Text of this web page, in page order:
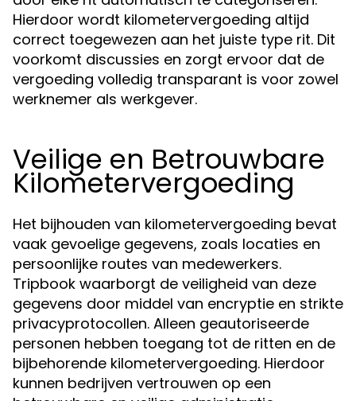
Hierdoor wordt kilometervergoeding altijd
correct toegewezen aan het juiste type rit. Dit
voorkomt discussies en zorgt ervoor dat de
vergoeding volledig transparant is voor zowel
werknemer als werkgever.
Veilige en Betrouwbare
Kilometervergoeding
Het bijhouden van kilometervergoeding bevat
vaak gevoelige gegevens, zoals locaties en
persoonlijke routes van medewerkers.
Tripbook waarborgt de veiligheid van deze
gegevens door middel van encryptie en strikte
privacyprotocollen. Alleen geautoriseerde
personen hebben toegang tot de ritten en de
bijbehorende kilometervergoeding. Hierdoor
kunnen bedrijven vertrouwen op een